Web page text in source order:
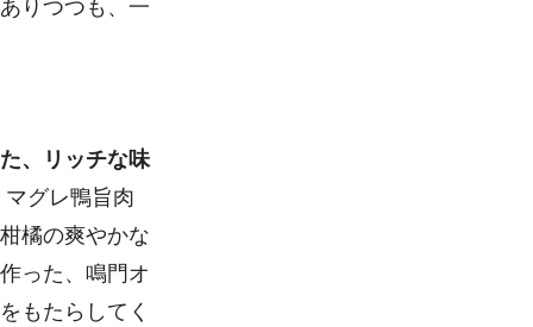
りつつも、一
、リッチな味
グレ鴨旨肉
橘の爽やかな
った、鳴門オ
もたらしてく